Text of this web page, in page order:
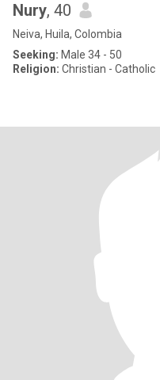
Nury, 40
Neiva, Huila, Colombia
Seeking: Male 34 - 50
Religion: Christian - Catholic